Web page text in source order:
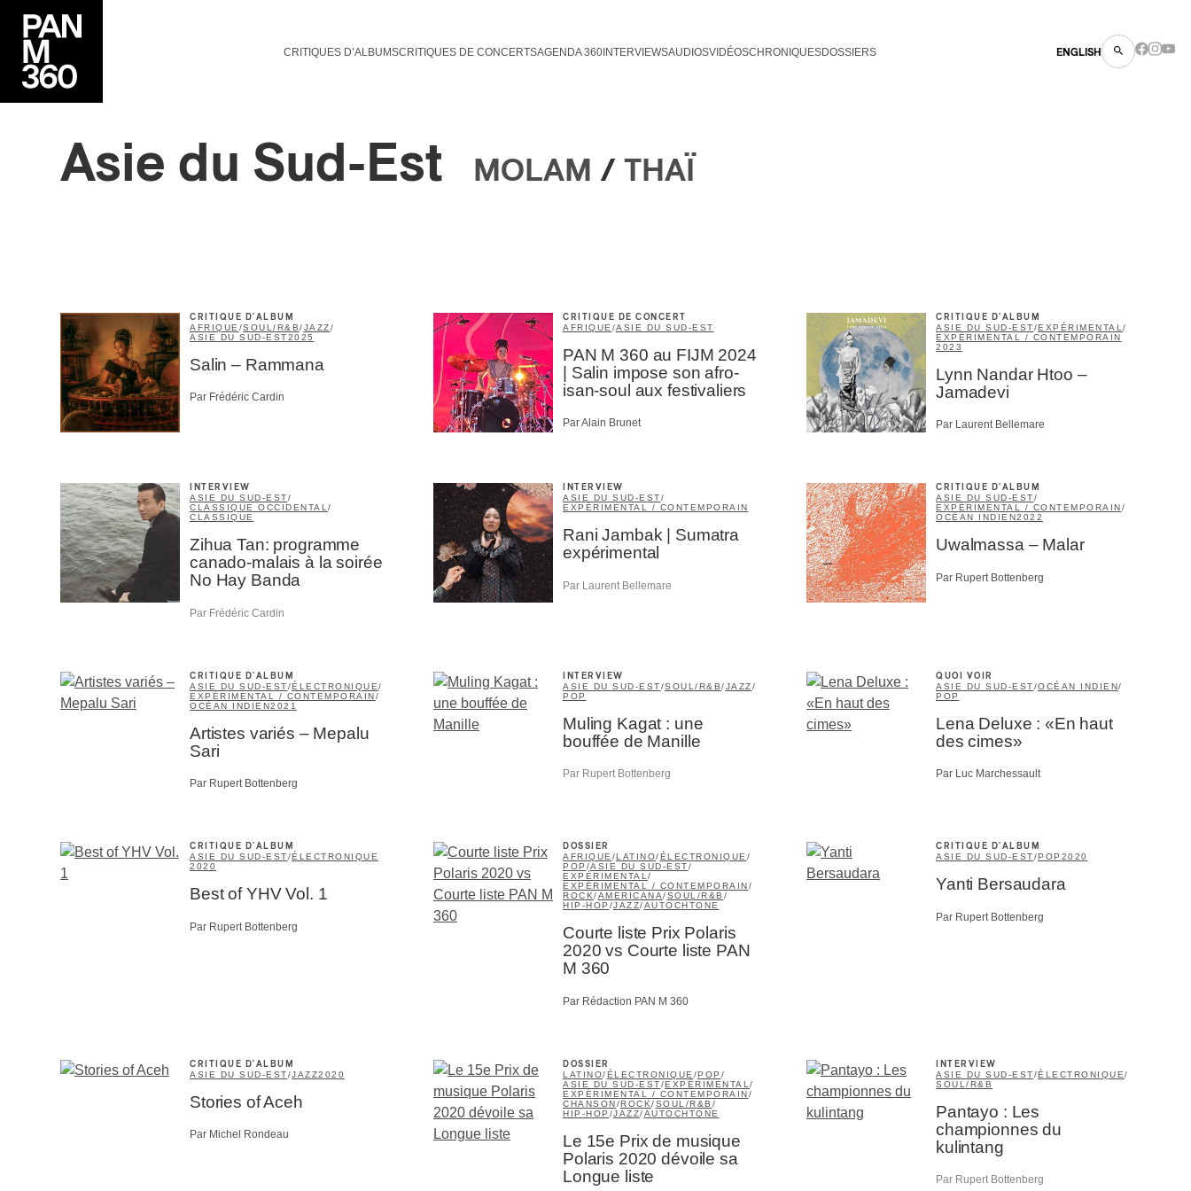
CRITIQUES D’ALBUMSCRITIQUES DE CONCERTSAGENDA 360INTERVIEWSAUDIOSVIDÉOSCHRONIQUESDOSSIERS ENGLISH
Asie du Sud-Est MOLAM / THAÏ
CRITIQUE D'ALBUM
AFRIQUE /SOUL/R&B/JAZZ/
ASIE DU SUD-EST2025
Salin – Rammana
Par Frédéric Cardin
CRITIQUE DE CONCERT
AFRIQUE /ASIE DU SUD-EST
PAN M 360 au FIJM 2024
| Salin impose son afro-
isan-soul aux festivaliers
Par Alain Brunet
CRITIQUE D'ALBUM
ASIE DU SUD-EST/EXPÉRIMENTAL /
EXPÉRIMENTAL / CONTEMPORAIN
2023
Lynn Nandar Htoo –
Jamadevi
Par Laurent Bellemare
INTERVIEW
ASIE DU SUD-EST/
CLASSIQUE OCCIDENTAL/
CLASSIQUE
Zihua Tan: programme
canado-malais à la soirée
No Hay Banda
Par Frédéric Cardin
INTERVIEW
ASIE DU SUD-EST/
EXPÉRIMENTAL / CONTEMPORAIN
Rani Jambak | Sumatra
expérimental
Par Laurent Bellemare
CRITIQUE D'ALBUM
ASIE DU SUD-EST/
EXPÉRIMENTAL / CONTEMPORAIN /
OCÉAN INDIEN2022
Uwalmassa – Malar
Par Rupert Bottenberg
CRITIQUE D'ALBUM
ASIE DU SUD-EST/ÉLECTRONIQUE/
EXPÉRIMENTAL / CONTEMPORAIN/
OCÉAN INDIEN2021
Artistes variés – Mepalu
Sari
Par Rupert Bottenberg
INTERVIEW
ASIE DU SUD-EST/SOUL/R&B/JAZZ/
POP
Muling Kagat : une
bouffée de Manille
Par Rupert Bottenberg
QUOI VOIR
ASIE DU SUD-EST/OCÉAN INDIEN/
POP
Lena Deluxe : «En haut
des cimes»
Par Luc Marchessault
CRITIQUE D'ALBUM
ASIE DU SUD-EST/ÉLECTRONIQUE
2020
Best of YHV Vol. 1
Par Rupert Bottenberg
DOSSIER
AFRIQUE/LATINO/ÉLECTRONIQUE/
POP /ASIE DU SUD-EST/
EXPÉRIMENTAL/
EXPÉRIMENTAL / CONTEMPORAIN/
ROCK/AMERICANA/SOUL/R&B /
HIP-HOP /JAZZ/AUTOCHTONE
Courte liste Prix Polaris
2020 vs Courte liste PAN
M 360
Par Rédaction PAN M 360
CRITIQUE D'ALBUM
ASIE DU SUD-EST/POP 2020
Yanti Bersaudara
Par Rupert Bottenberg
CRITIQUE D'ALBUM
ASIE DU SUD-EST/JAZZ2020
Stories of Aceh
Par Michel Rondeau
DOSSIER
LATINO/ÉLECTRONIQUE /POP /
ASIE DU SUD-EST/EXPÉRIMENTAL /
EXPÉRIMENTAL / CONTEMPORAIN/
CHANSON/ROCK/SOUL/R&B /
HIP-HOP /JAZZ/AUTOCHTONE
Le 15e Prix de musique
Polaris 2020 dévoile sa
Longue liste
INTERVIEW
ASIE DU SUD-EST/ÉLECTRONIQUE/
SOUL/R&B
Pantayo : Les
championnes du
kulintang
Par Rupert Bottenberg
Nom*
Professionnel industrie musicale
Amateur-e /Fan
Contributeur-trice
Fournisseur